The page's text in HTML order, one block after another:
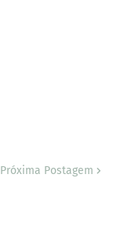
Próxima Postagem